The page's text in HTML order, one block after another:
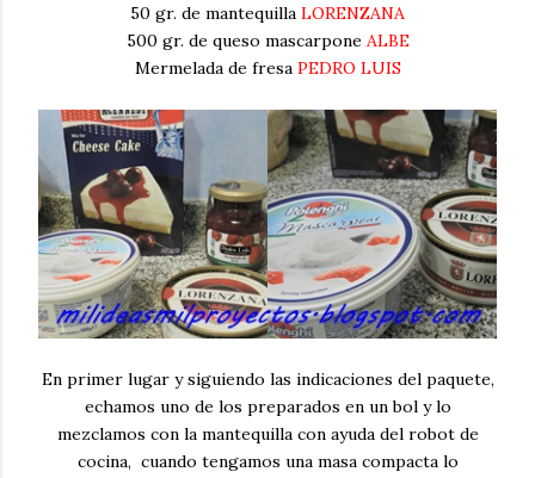
50 gr. de mantequilla LORENZANA
500 gr. de queso mascarpone ALBE
Mermelada de fresa PEDRO LUIS
En primer lugar y siguiendo las indicaciones del paquete,
echamos uno de los preparados en un bol y lo
mezclamos con la mantequilla con ayuda del robot de
cocina, cuando tengamos una masa compacta lo